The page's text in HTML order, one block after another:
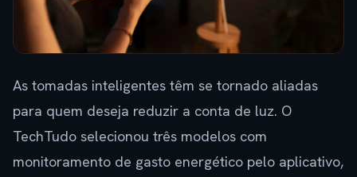
As tomadas inteligentes têm se tornado aliadas
para quem deseja reduzir a conta de luz. O
TechTudo selecionou três modelos com
monitoramento de gasto energético pelo aplicativo,